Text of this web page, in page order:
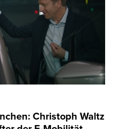
Christoph Waltz